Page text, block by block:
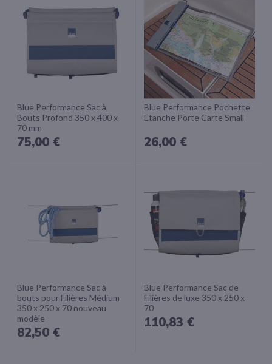
Blue Performance Sac à
Bouts Profond 350 x 400 x
70 mm
75,00 €
Blue Performance Pochette
Etanche Porte Carte Small
26,00 €
Blue Performance Sac à
bouts pour Filières Médium
350 x 250 x 70 nouveau
modèle
82,50 €
Blue Performance Sac de
Filières de luxe 350 x 250 x
70
110,83 €